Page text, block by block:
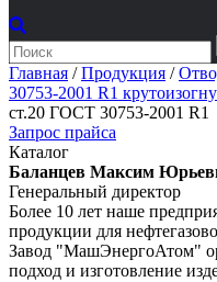
Главная /Продукция /
30753-2001 R1
ст.20 ГОСТ 30753-2001 R1
Запрос прайса
Каталог
Баланцев Максим
Генеральный директор
Более 10 лет наше
продукции для
Завод "МашЭнергоАтом"
подход и изготовление